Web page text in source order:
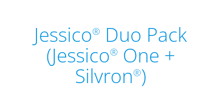
Jessico® Duo Pack
(Jessico® One +
Silvron®)